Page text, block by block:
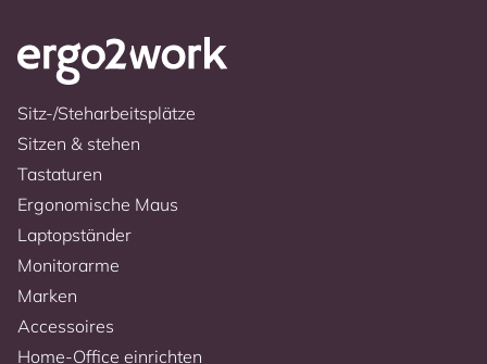
Sitz-/Steharbeitsplätze
Sitzen & stehen
Tastaturen
Ergonomische Maus
Laptopständer
Monitorarme
Marken
Accessoires
Home-Office einrichten